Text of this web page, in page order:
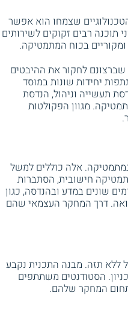
שצמחו הוא אפשר
תוכנה רבים זקוקים לשירותים
ומקוריים בכוח המתמטיקה.
שברצונם לחקור את ההיבטים
יחידות שונות במוסד
תעשייה וניהול, הנדסת
מגוון הפקולטות
אלה כוללים למשל
חישובית, הסתברות
שונים במדע ובהנדסה, כגון
דרך המחקר העצמאי שהם
ללא תזה. מבנה התכנית נקבע
הסטודנטים משתתפים
המחקר שלהם.